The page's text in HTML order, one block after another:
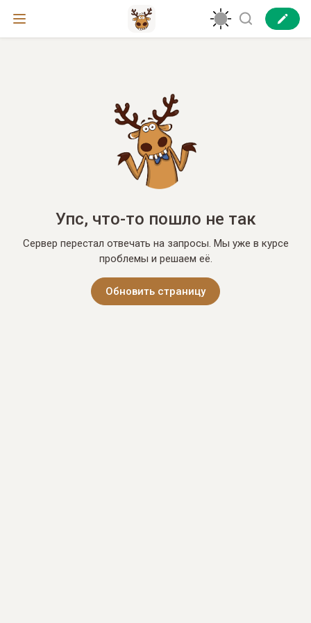
Упс, что-то пошло не так
Сервер перестал отвечать на запросы. Мы уже в курсе
проблемы и решаем её.
Обновить страницу